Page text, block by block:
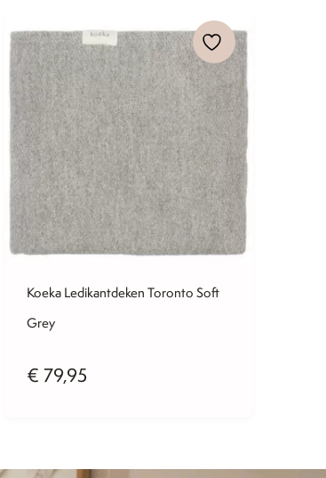
Koeka Ledikantdeken Toronto Soft
Grey
€ 79,95